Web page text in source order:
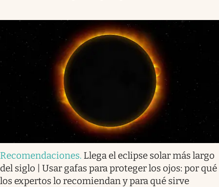
Recomendaciones. Llega el eclipse solar más largo
del siglo | Usar gafas para proteger los ojos: por qué
los expertos lo recomiendan y para qué sirve